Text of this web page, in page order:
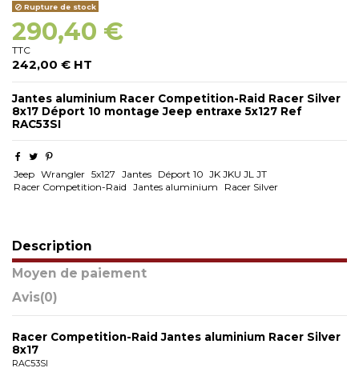
Rupture de stock
290,40 €
TTC
242,00 € HT
Jantes aluminium Racer Competition-Raid Racer Silver
8x17 Déport 10 montage Jeep entraxe 5x127 Ref
RAC53SI
Jeep Wrangler 5x127 Jantes Déport 10 JK JKU JL JT
Racer Competition-Raid
Jantes aluminium Racer Silver
Description
Moyen de paiement
Avis(0)
Racer Competition-Raid Jantes aluminium Racer Silver
8x17
RAC53SI